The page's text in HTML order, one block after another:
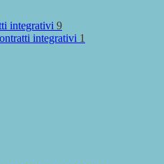
integrativi 9
integrativi 1